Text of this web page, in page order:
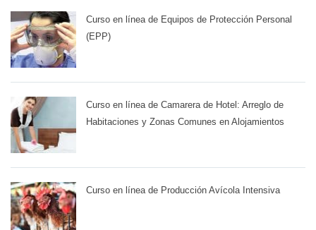
Curso en línea de Equipos de Protección Personal
(EPP)
Curso en línea de Camarera de Hotel: Arreglo de
Habitaciones y Zonas Comunes en Alojamientos
Curso en línea de Producción Avícola Intensiva